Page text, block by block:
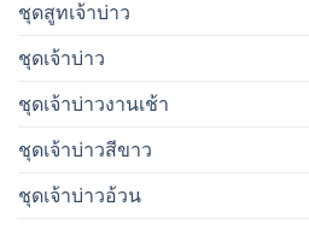
ชุดสูทเจ้าบ่าว
ชุดเจ้าบ่าว
ชุดเจ้าบ่าวงานเช้า
ชุดเจ้าบ่าวสีขาว
ชุดเจ้าบ่าวอ้วน